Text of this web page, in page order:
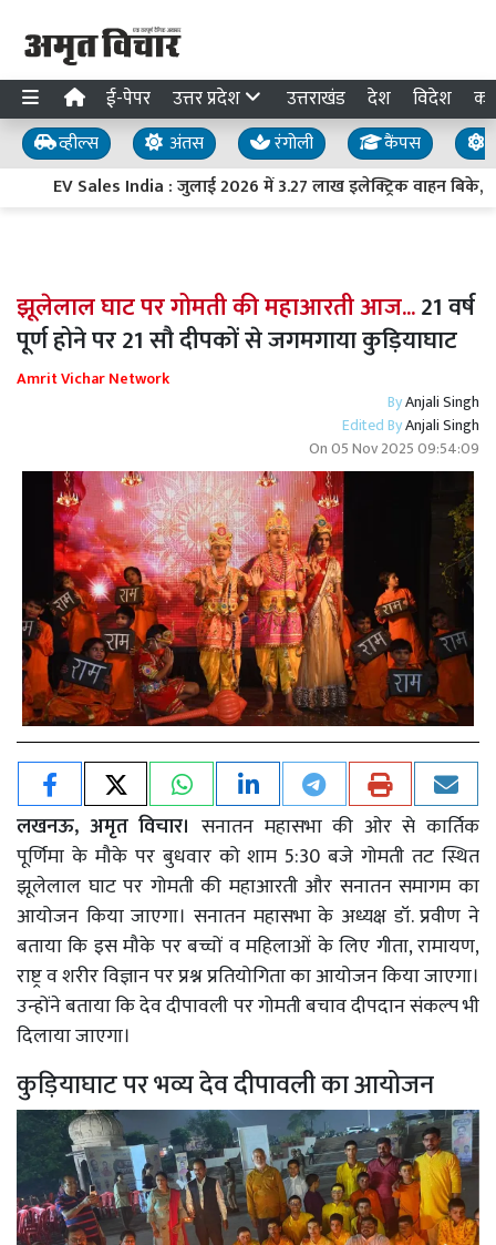
ई-पेपर उत्तर प्रदेश उत्तराखंड देश विदेश
व्हील्स अंतस रंगोली कैंपस
EV Sales India : जुलाई 2026 में 3.27 लाख इलेक्ट्रिक वाहन बिके,
झूलेलाल घाट पर गोमती की महाआरती आज...21 वर्ष
पूर्ण होने पर 21 सौ दीपकों से जगमगाया कुड़ियाघाट
Amrit Vichar Network
ByAnjali Singh
Edited ByAnjali Singh
On05 Nov 2025 09:54:09
लखनऊ, अमृत विचार। सनातन महासभा की ओर से कार्तिक
पूर्णिमा के मौके पर बुधवार को शाम 5:30 बजे गोमती तट स्थित
झूलेलाल घाट पर गोमती की महाआरती और सनातन समागम का
आयोजन किया जाएगा। सनातन महासभा के अध्यक्ष डॉ. प्रवीण ने
बताया कि इस मौके पर बच्चों व महिलाओं के लिए गीता, रामायण,
राष्ट्र व शरीर विज्ञान पर प्रश्न प्रतियोगिता का आयोजन किया जाएगा।
उन्होंने बताया कि देव दीपावली पर गोमती बचाव दीपदान संकल्प भी
दिलाया जाएगा।
कुड़ियाघाट पर भव्य देव दीपावली का आयोजन